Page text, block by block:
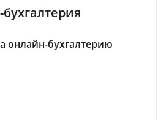
онлайн-бухгалтерию